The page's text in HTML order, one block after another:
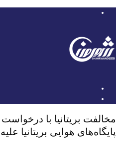
مخالفت بریتانیا با
پایگاه‌های هوایی بریتانیا